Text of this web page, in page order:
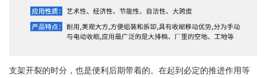
支架开裂的时分，也是便利后期带着的。在起到必定的推进作用等